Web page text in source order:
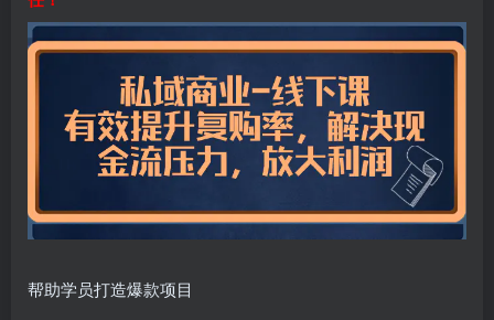
帮助学员打造爆款项目